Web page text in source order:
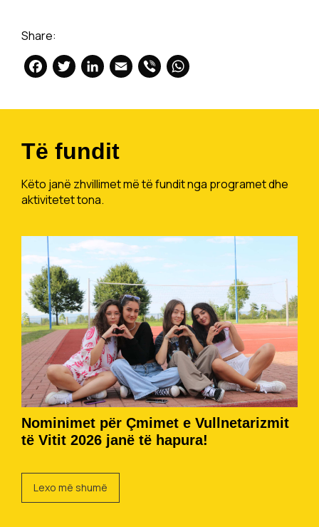
Share:
Facebook
Twitter
LinkedIn
Email
Viber
Të fundit
Këto janë zhvillimet më të fundit nga programet dhe
aktivitetet tona.
Nominimet për Çmimet e Vullnetarizmit
të Vitit 2026 janë të hapura!
Lexo më shumë